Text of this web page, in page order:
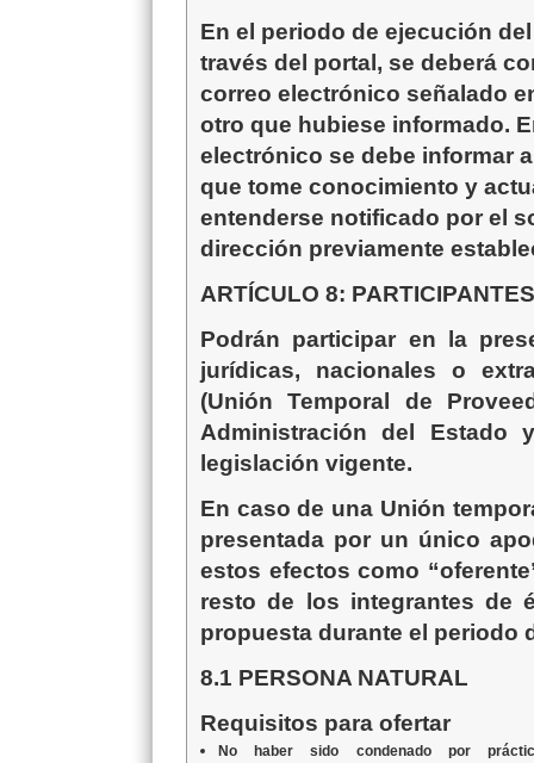
En el periodo de ejecución
través del portal, se deberá
correo electrónico señalado
otro que hubiese informado.
electrónico se debe informar
que tome conocimiento y
entenderse notificado por el
dirección previamente
ARTÍCULO 8:
Podrán participar en la
jurídicas, nacionales o
(Unión Temporal de
Administración del Estado
legislación vigente.
En caso de una Unión
presentada por un único
estos efectos como
resto de los integrantes de
propuesta durante el periodo
8.1 PERSONA NATURAL
Requisitos para ofertar
No haber sido condenado por